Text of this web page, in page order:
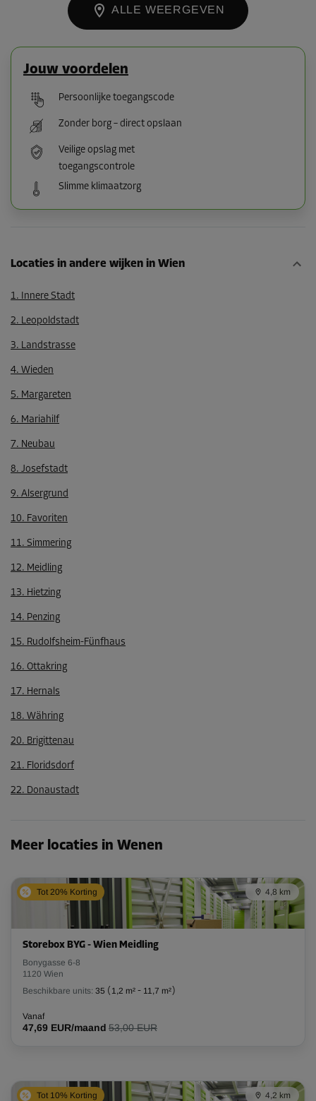
ALLE WEERGEVEN
Jouw voordelen
Persoonlijke toegangscode
Zonder borg – direct opslaan
Veilige opslag met
toegangscontrole
Slimme klimaatzorg
Locaties in andere wijken in Wien
1. Innere Stadt
2. Leopoldstadt
3. Landstrasse
4. Wieden
5. Margareten
6. Mariahilf
7. Neubau
8. Josefstadt
9. Alsergrund
10. Favoriten
11. Simmering
12. Meidling
13. Hietzing
14. Penzing
15. Rudolfsheim-Fünfhaus
16. Ottakring
17. Hernals
18. Währing
20. Brigittenau
21. Floridsdorf
22. Donaustadt
Meer locaties in Wenen
Tot 20% Korting 4,8 km
Storebox BYG - Wien Meidling
Bonygasse 6-8
1120 Wien
Beschikbare units: 35 ( 1,2 m² - 11,7 m²)
Vanaf
47,69 EUR/maand 53,00 EUR
Tot 10% Korting 4,2 km